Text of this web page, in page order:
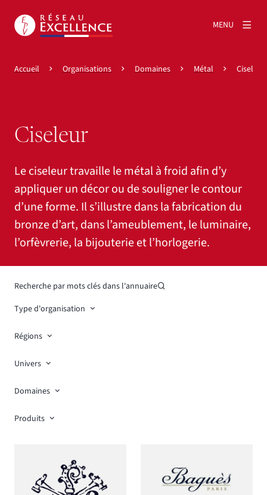
MENU
Accueil Organisations Domaines Métal Ciseleur
Ciseleur
Le ciseleur travaille le métal à froid afin d’y
appliquer un décor ou de souligner le contour
d’une forme. Il s’illustre dans la fabrication du
bronze d’art, dans l’ameublement, le luminaire,
l’orfèvrerie, la bijouterie et l’horlogerie.
Recherche par mots clés dans l'annuaire
Type d'organisation
Régions
Univers
Domaines
Produits